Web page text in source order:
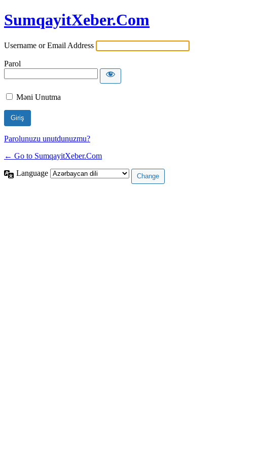
SumqayitXeber.Com
Username or Email Address
Parol
Məni Unutma
Parolunuzu unutdunuzmu?
← Go to SumqayitXeber.Com
Language